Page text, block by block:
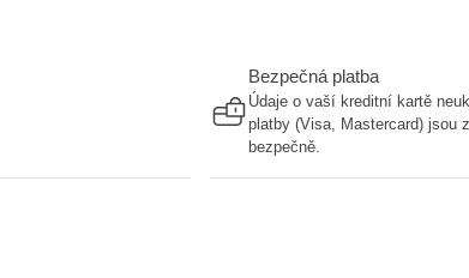
Bezpečná platba
Údaje o vaší kreditní kartě
platby (Visa, Mastercard) jsou
bezpečně.